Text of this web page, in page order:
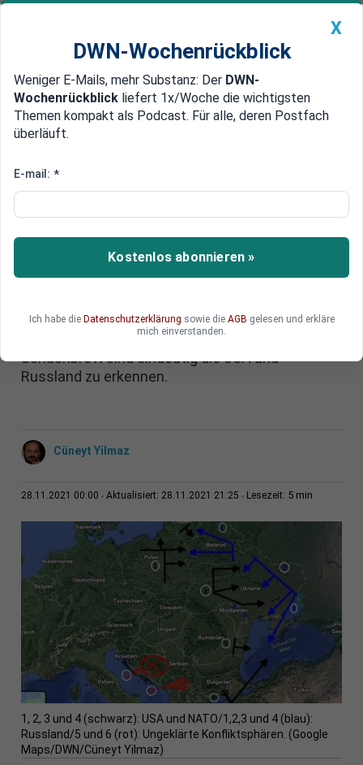
Newsticker MEIN DWN: Geldanlage Premium
Edelmetalle DWN-Magazin China
Intermarium: Wie die USA und
Zonen aufteilen
Die aktuellen Konfliktzonen in Osteuropa weisen
klare Konturen auf. Durch die Hintertür wird das
eine geographische Bruchlinie durch Europa
zieht. Als Big Player auf dem europäischen
Schachbrett sind eindeutig die USA und
Russland zu erkennen.
Cüneyt Yilmaz
28.11.2021 00:00 Aktualisiert: 28.11.2021 21:25 Lesezeit: 5 min
1, 2, 3 und 4 (schwarz): USA und NATO/1,2,3 und 4 (blau):
Russland/5 und 6 (rot): Ungeklärte Konfliktsphären. (Google
Maps/DWN/Cüneyt Yilmaz)
X
DWN-Wochenrückblick
Weniger E-Mails, mehr Substanz: Der DWN-
Wochenrückblick liefert 1x/Woche die wichtigsten
Themen kompakt als Podcast. Für alle, deren Postfach
überläuft.
E-mail: *
Kostenlos abonnieren »
Ich habe die Datenschutzerklärung sowie die AGB gelesen und erkläre
mich einverstanden.